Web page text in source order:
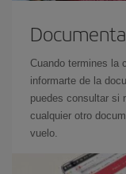
Cuando termines la
informarte de la
puedes consultar si
cualquier otro
vuelo.